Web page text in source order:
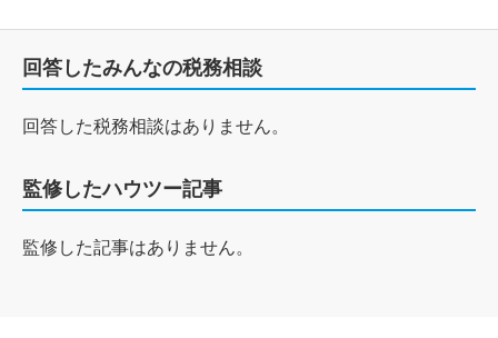
回答したみんなの税務相談
回答した税務相談はありません。
監修したハウツー記事
監修した記事はありません。